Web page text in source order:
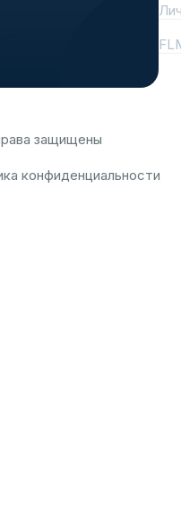
защищены
конфиденциальности